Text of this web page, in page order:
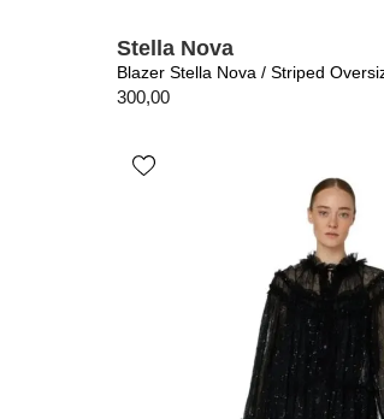
Stella Nova
Blazer Stella Nova / Striped
300,00